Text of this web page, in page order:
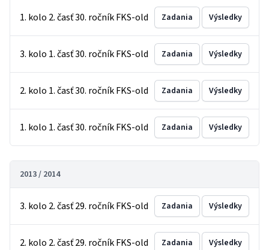
1. kolo 2. časť 30. ročník FKS-old Zadania Výsledky
3. kolo 1. časť 30. ročník FKS-old Zadania Výsledky
2. kolo 1. časť 30. ročník FKS-old Zadania Výsledky
1. kolo 1. časť 30. ročník FKS-old Zadania Výsledky
2013 / 2014
3. kolo 2. časť 29. ročník FKS-old Zadania Výsledky
2. kolo 2. časť 29. ročník FKS-old Zadania Výsledky